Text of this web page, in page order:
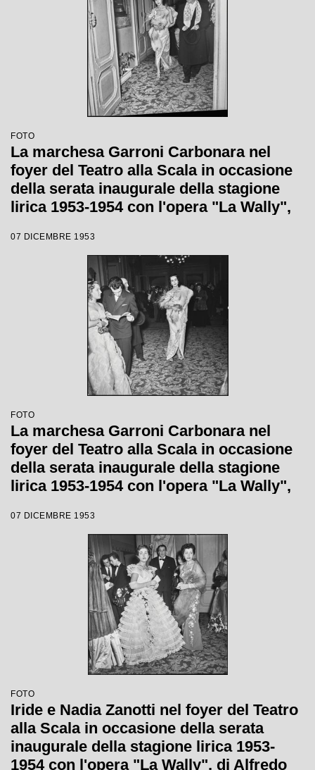
FOTO
La marchesa Garroni Carbonara nel
foyer del Teatro alla Scala in occasione
della serata inaugurale della stagione
lirica 1953-1954 con l'opera "La Wally",
Maria Giulini, con la regia di Tatiana
07 DICEMBRE 1953
FOTO
La marchesa Garroni Carbonara nel
foyer del Teatro alla Scala in occasione
della serata inaugurale della stagione
lirica 1953-1954 con l'opera "La Wally",
Maria Giulini, con la regia di Tatiana
07 DICEMBRE 1953
FOTO
Iride e Nadia Zanotti nel foyer del Teatro
alla Scala in occasione della serata
inaugurale della stagione lirica 1953-
1954 con l'opera "La Wally", di Alfredo